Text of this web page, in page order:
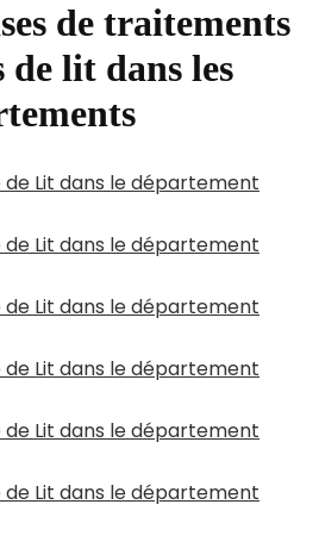
de traitements
de lit dans les
de Lit dans le département
de Lit dans le département
de Lit dans le département
de Lit dans le département
de Lit dans le département
de Lit dans le département